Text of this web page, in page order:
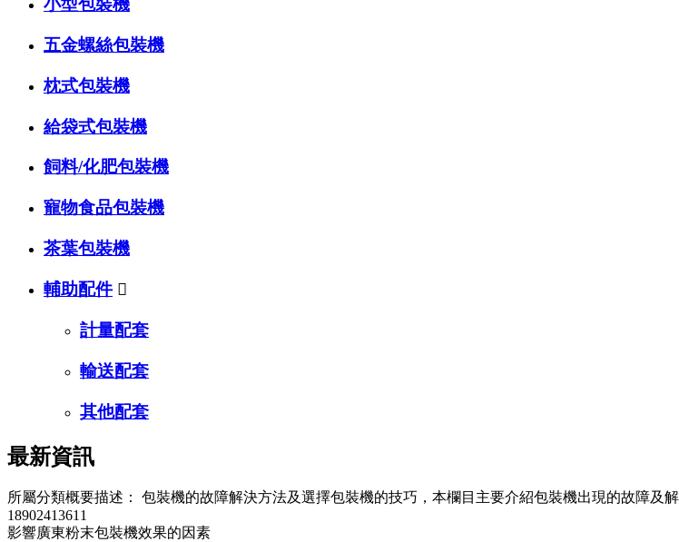
小型包裝機
五金螺絲包裝機
枕式包裝機
給袋式包裝機
飼料/化肥包裝機
寵物食品包裝機
茶葉包裝機
輔助配件 
計量配套
輸送配套
其他配套
最新資訊
所屬分類概要描述：
包裝機的故障解決方法及選擇包裝機的技巧，本欄目主要介紹包裝機出現的故障及
18902413611
影響廣東粉末包裝機效果的因素